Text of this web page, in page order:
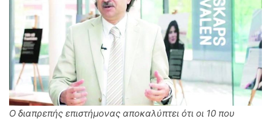
Ο διαπρεπής επιστήμονας αποκαλύπτει ότι οι 10 που